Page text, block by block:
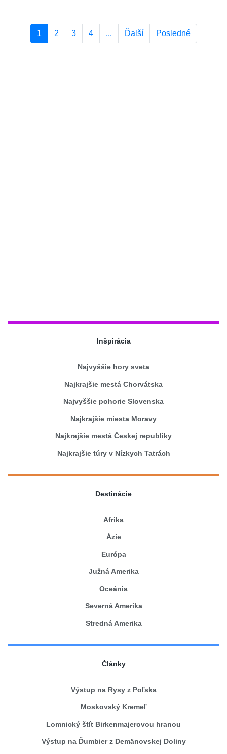
1 2 3 4 ... Ďalší Posledné
Inšpirácia
Najvyššie hory sveta
Najkrajšie mestá Chorvátska
Najvyššie pohorie Slovenska
Najkrajšie miesta Moravy
Najkrajšie mestá Českej republiky
Najkrajšie túry v Nízkych Tatrách
Destinácie
Afrika
Ázie
Európa
Južná Amerika
Oceánia
Severná Amerika
Stredná Amerika
Články
Výstup na Rysy z Poľska
Moskovský Kremeľ
Lomnický štít Birkenmajerovou hranou
Výstup na Ďumbier z Demänovskej Doliny